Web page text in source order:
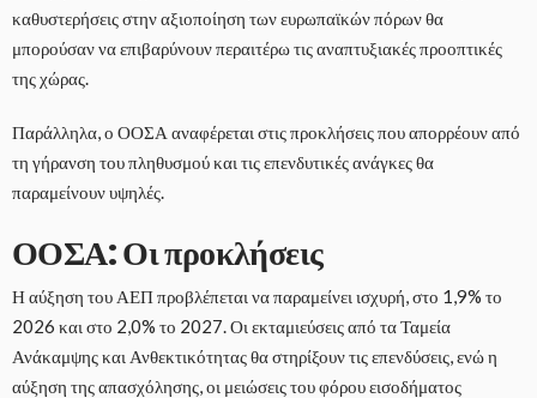
καθυστερήσεις στην αξιοποίηση των ευρωπαϊκών πόρων θα
μπορούσαν να επιβαρύνουν περαιτέρω τις αναπτυξιακές προοπτικές
της χώρας.
Παράλληλα, ο ΟΟΣΑ αναφέρεται στις προκλήσεις που απορρέουν από
τη γήρανση του πληθυσμού και τις επενδυτικές ανάγκες θα
παραμείνουν υψηλές.
ΟΟΣΑ: Οι προκλήσεις
Η αύξηση του ΑΕΠ προβλέπεται να παραμείνει ισχυρή, στο 1,9% το
2026 και στο 2,0% το 2027. Οι εκταμιεύσεις από τα Ταμεία
Ανάκαμψης και Ανθεκτικότητας θα στηρίξουν τις επενδύσεις, ενώ η
αύξηση της απασχόλησης, οι μειώσεις του φόρου εισοδήματος